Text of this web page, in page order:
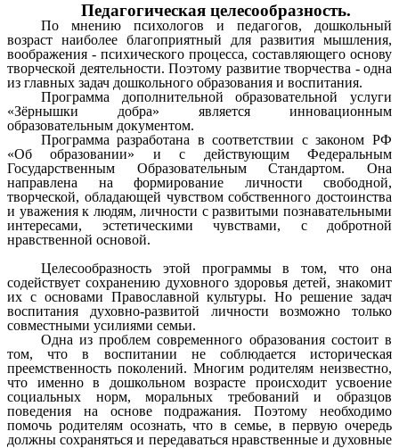
Педагогическая целесообразность.
По мнению психологов и педагогов, дошкольный
возраст наиболее благоприятный для развития мышления,
воображения - психического процесса, составляющего основу
творческой деятельности. Поэтому развитие творчества - одна
из главных задач дошкольного образования и воспитания.
Программа дополнительной образовательной услуги
«Зёрнышки добра» является инновационным
образовательным документом.
Программа разработана в соответствии с законом РФ
«Об образовании» и с действующим Федеральным
Государственным Образовательным Стандартом. Она
направлена на формирование личности свободной,
творческой, обладающей чувством собственного достоинства
и уважения к людям, личности с развитыми познавательными
интересами, эстетическими чувствами, с добротной
нравственной основой.
Целесообразность этой программы в том, что она
содействует сохранению духовного здоровья детей, знакомит
их с основами Православной культуры. Но решение задач
воспитания духовно-развитой личности возможно только
совместными усилиями семьи.
Одна из проблем современного образования состоит в
том, что в воспитании не соблюдается историческая
преемственность поколений. Многим родителям неизвестно,
что именно в дошкольном возрасте происходит усвоение
социальных норм, моральных требований и образцов
поведения на основе подражания. Поэтому необходимо
помочь родителям осознать, что в семье, в первую очередь
должны сохраняться и передаваться нравственные и духовные